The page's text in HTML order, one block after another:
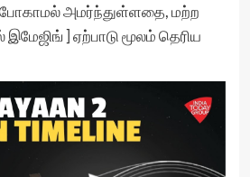
போகாமல் அமர்ந்துள்ளதை, மற்ற
] ஏற்பாடு மூலம் தெரிய